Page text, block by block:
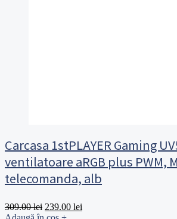
Carcasa 1stPLAYER Gaming
ventilatoare aRGB plus PWM,
telecomanda, alb
309.00lei Prețul
inițial
239.00 lei